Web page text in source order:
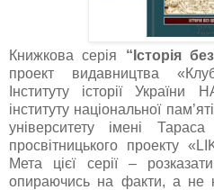
Книжкова серія “Історія
проект видавництва
Інституту історії України
інституту національної
університету імені
просвітницького проекту
Мета цієї серії –
опираючись на факти, а не